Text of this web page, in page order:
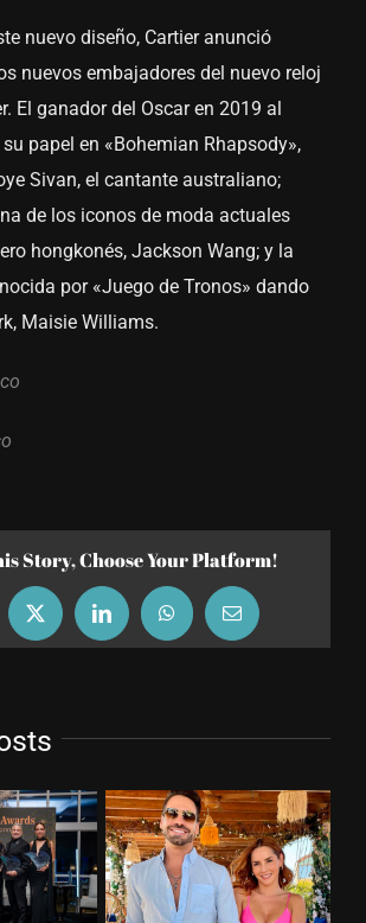
nuevo diseño, Cartier anunció
nuevos embajadores del nuevo reloj
El ganador del Oscar en 2019 al
papel en «Bohemian Rhapsody»,
Sivan, el cantante australiano;
de los iconos de moda actuales
hongkonés, Jackson Wang; y la
por «Juego de Tronos» dando
Maisie Williams.
Story, Choose Your Platform!
X LinkedInWhatsAppEmail